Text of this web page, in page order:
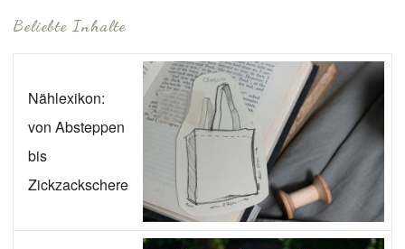
Beliebte Inhalte
Nählexikon:
von Absteppen
bis
Zickzackschere